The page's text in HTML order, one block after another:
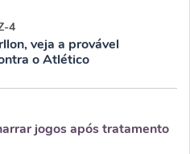
4
veja a provável
o Atlético
jogos após tratamento